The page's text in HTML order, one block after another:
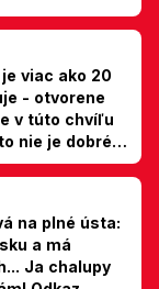
viac ako 20
- otvorene
v túto chvíľu
nie je dobré,
na plné ústa:
a má
Ja chalupy